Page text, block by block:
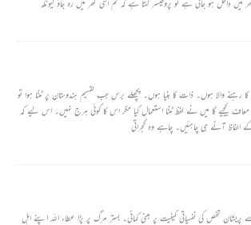
داخل ہو جاتی ہے تو پروفیسر کہتا ہے کہ تم اسی گھر میں رہ جاؤ کیونکہ
میں لڑکیاں پڑھاتا رہا اس لیے انہیں بچیوں کی طرح تم بھی ایک بچی ہو۔
کا رہنے والا ہوں۔ ذات کا بنیا ہوں۔ پچھلے برس جب تقسیم ہندوستان پر ٹنٹا ہوا تو
معاف کیجیے گا میں نے لفظ ٹنٹا استعمال کیا مگر اس کا کوئی ہرج نہیں۔ اس لیے کہ
الفاظ آنے ہی چاہئیں۔ چاہے وہ گجراتی
پریشان شخص کی نفسیاتی کیفیت پر مبنی کہانی۔ بستر مرگ پر پڑا عطاء اللہ اپنے اہل